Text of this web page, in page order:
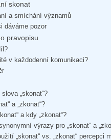
skonat
a smíchání významů
dáváme pozor
pravopisu
v každodenní komunikaci?
„skonat“?
a „zkonat“?
a kdy „zkonat“?
výrazy pro „skonat“ a
„skonat“ vs. „zkonat“ percepci